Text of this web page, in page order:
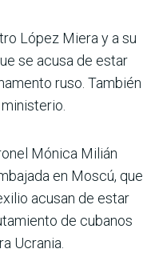
López Miera y a su
se acusa de estar
ruso. También
Mónica Milián
en Moscú, que
acusan de estar
de cubanos
Ucrania.